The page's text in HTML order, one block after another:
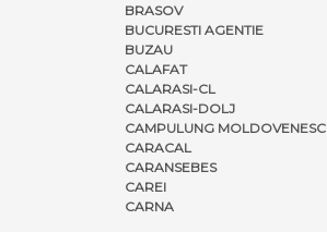
BRASOV
BUCURESTI AGENTIE
BUZAU
CALAFAT
CALARASI-CL
CALARASI-DOLJ
CAMPULUNG MOLDOVENESC
CARACAL
CARANSEBES
CAREI
CARNA